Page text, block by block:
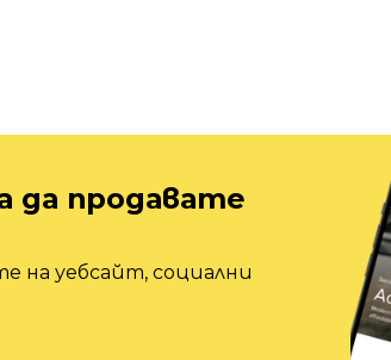
да продавате
на уебсайт, социални